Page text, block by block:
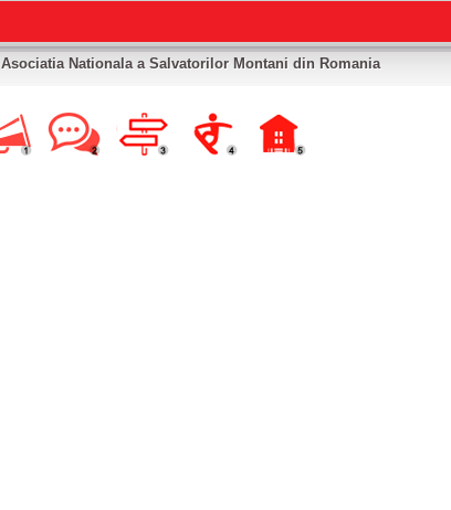
Asociatia Nationala a Salvatorilor Montani din Romania